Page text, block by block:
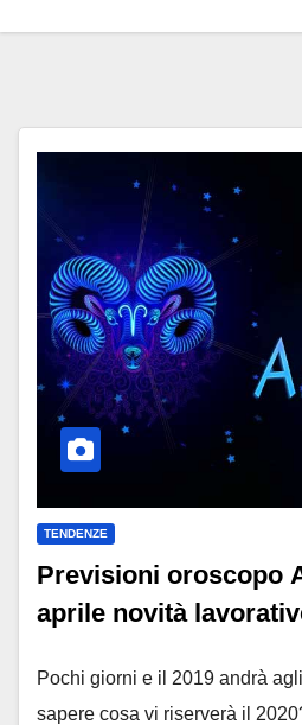
TENDENZE
Previsioni oroscopo
aprile novità
Pochi giorni e il 2019 andrà
sapere cosa vi riserverà il